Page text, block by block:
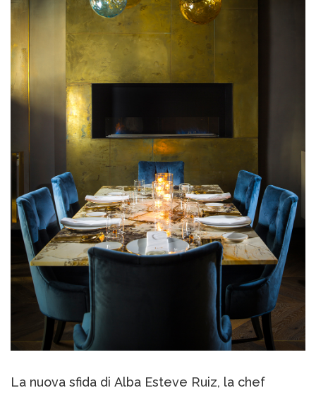
La nuova sfida di Alba Esteve Ruiz, la chef